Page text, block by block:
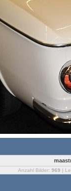
Anzahl Bilder: 969 |